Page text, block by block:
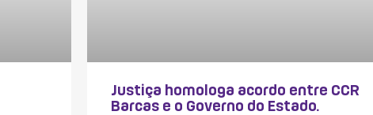
Justiça homologa acordo entre CCR
Barcas e o Governo do Estado.